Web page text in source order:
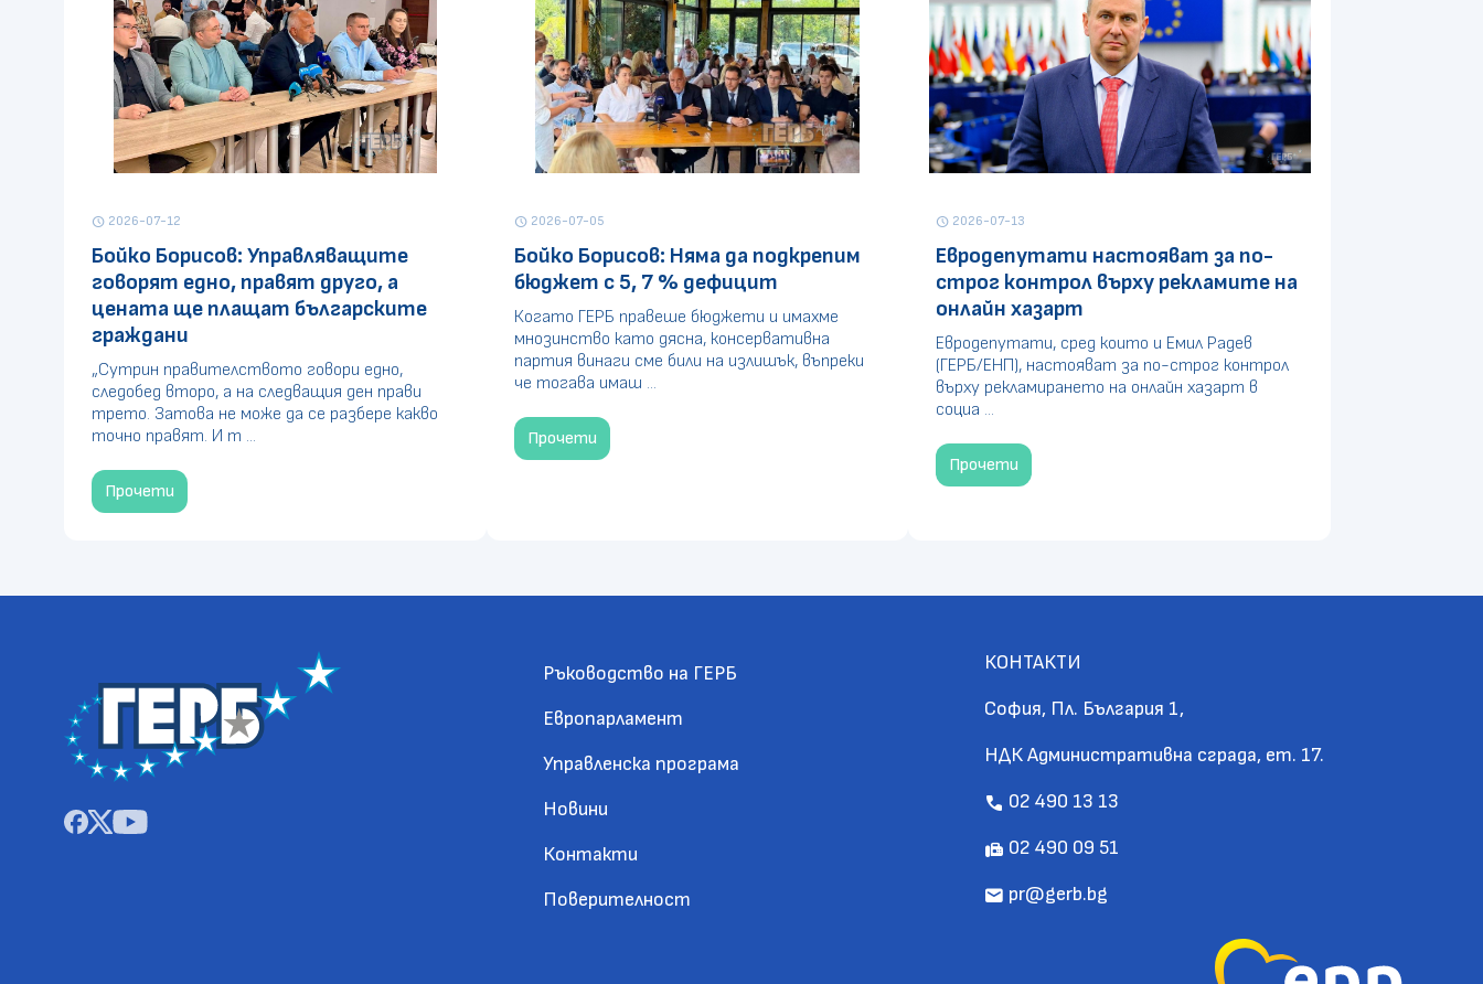
schedule2026-07-12
Бойко Борисов: Управляващите
говорят едно, правят друго, а
цената ще плащат българските
граждани
„Сутрин правителството говори едно,
следобед второ, а на следващия ден прави
трето. Затова не може да се разбере какво
точно правят. И т ...
Прочети
schedule2026-07-05
Бойко Борисов: Няма да подкрепим
бюджет с 5, 7 % дефицит
Когато ГЕРБ правеше бюджети и имахме
мнозинство като дясна, консервативна
партия винаги сме били на излишък, въпреки
че тогава имаш ...
Прочети
schedule 2026-07-13
Евродепутати настояват за по-
строг контрол върху рекламите на
онлайн хазарт
Евродепутати, сред които и Емил Радев
(ГЕРБ/ЕНП), настояват за по-строг контрол
върху рекламирането на онлайн хазарт в
социа ...
Прочети
Ръководство на ГЕРБ
Европарламент
Управленска програма
Новини
Контакти
Поверителност
КОНТАКТИ
София, Пл. България 1,
НДК Административна сграда, ет. 17.
call 02 490 13 13
fax 02 490 09 51
mail pr@gerb.bg